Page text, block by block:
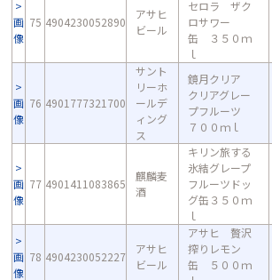
画
像
75 4904230052890
アサヒ
ビール
セロラ ザク
ロサワー
缶 ３５０ｍ
ｌ
画
像
76 4901777321700
サント
リーホ
ールデ
ィング
ス
鏡月クリア
クリアグレー
プフルーツ
７００ｍｌ
画
像
77 4901411083865
麒麟麦
酒
キリン旅する
氷結グレープ
フルーツドッ
グ缶３５０ｍ
ｌ
画
像
78 4904230052227
アサヒ
ビール
アサヒ 贅沢
搾りレモン
缶 ５００ｍ